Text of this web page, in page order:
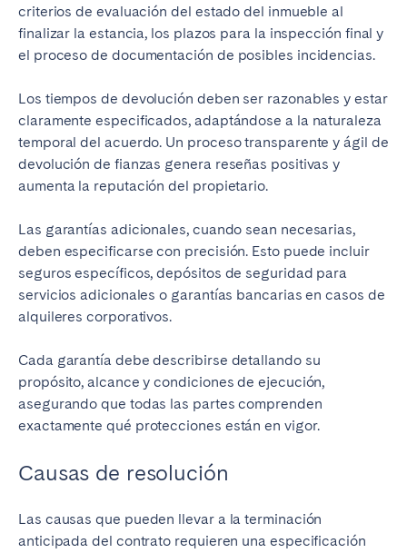
criterios de evaluación del estado del inmueble al
finalizar la estancia, los plazos para la inspección final y
el proceso de documentación de posibles incidencias.
Los tiempos de devolución deben ser razonables y estar
claramente especificados, adaptándose a la naturaleza
temporal del acuerdo. Un proceso transparente y ágil de
devolución de fianzas genera reseñas positivas y
aumenta la reputación del propietario.
Las garantías adicionales, cuando sean necesarias,
deben especificarse con precisión. Esto puede incluir
seguros específicos, depósitos de seguridad para
servicios adicionales o garantías bancarias en casos de
alquileres corporativos.
Cada garantía debe describirse detallando su
propósito, alcance y condiciones de ejecución,
asegurando que todas las partes comprenden
exactamente qué protecciones están en vigor.
Causas de resolución
Las causas que pueden llevar a la terminación
anticipada del contrato requieren una especificación